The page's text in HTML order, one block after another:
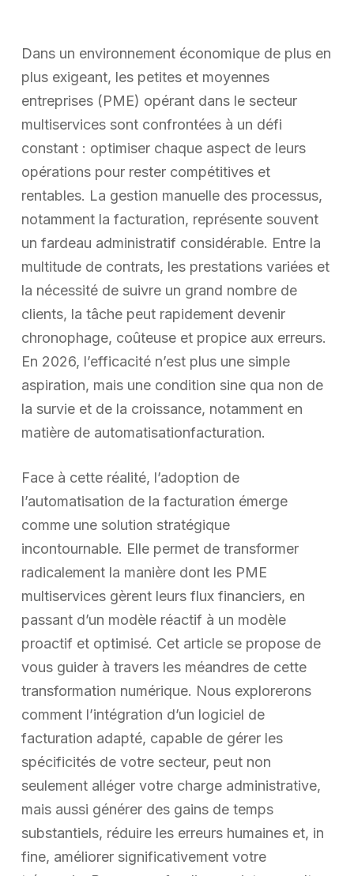
Dans un environnement économique de plus en
plus exigeant, les petites et moyennes
entreprises (PME) opérant dans le secteur
multiservices sont confrontées à un défi
constant : optimiser chaque aspect de leurs
opérations pour rester compétitives et
rentables. La gestion manuelle des processus,
notamment la facturation, représente souvent
un fardeau administratif considérable. Entre la
multitude de contrats, les prestations variées et
la nécessité de suivre un grand nombre de
clients, la tâche peut rapidement devenir
chronophage, coûteuse et propice aux erreurs.
En 2026, l’efficacité n’est plus une simple
aspiration, mais une condition sine qua non de
la survie et de la croissance, notamment en
matière de automatisationfacturation.
Face à cette réalité, l’adoption de
l’automatisation de la facturation émerge
comme une solution stratégique
incontournable. Elle permet de transformer
radicalement la manière dont les PME
multiservices gèrent leurs flux financiers, en
passant d’un modèle réactif à un modèle
proactif et optimisé. Cet article se propose de
vous guider à travers les méandres de cette
transformation numérique. Nous explorerons
comment l’intégration d’un logiciel de
facturation adapté, capable de gérer les
spécificités de votre secteur, peut non
seulement alléger votre charge administrative,
mais aussi générer des gains de temps
substantiels, réduire les erreurs humaines et, in
fine, améliorer significativement votre